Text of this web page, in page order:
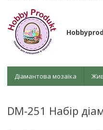
Діамантова мозаїка
DM-251 Набір